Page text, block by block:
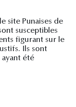
site Punaises de
susceptibles
figurant sur le
Ils sont
été